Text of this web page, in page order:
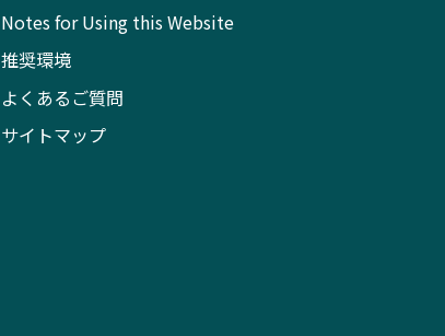
Notes for Using this Website
推奨環境
よくあるご質問
サイトマップ